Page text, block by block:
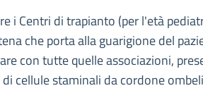
i Centri di trapianto (per l'età
che porta alla guarigione del
con tutte quelle associazioni,
cellule staminali da cordone